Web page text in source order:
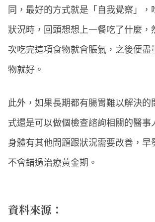
同，最好的方式就是「自我覺察」，
狀況時，回頭想想上一餐吃了什麼，
次吃完這項食物就會脹氣，之後便盡
物就好。
此外，如果長期都有腸胃難以解決的
式還是可以做個檢查諮詢相關的醫事
身體有其他問題跟狀況需要改善，早
不會錯過治療黃金期。
資料來源：